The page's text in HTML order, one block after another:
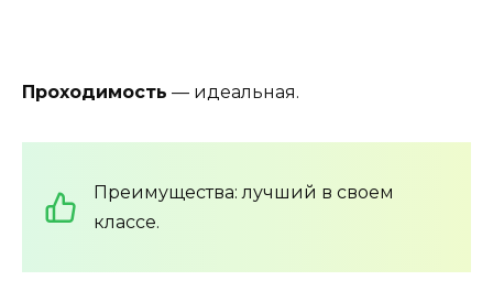
Проходимость — идеальная.
Преимущества: лучший в своем
классе.